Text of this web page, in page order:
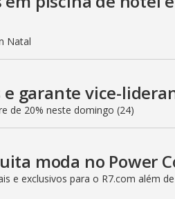
Natal
garante vice-
de 20% neste domingo (24)
moda no Power
e exclusivos para o R7.com além